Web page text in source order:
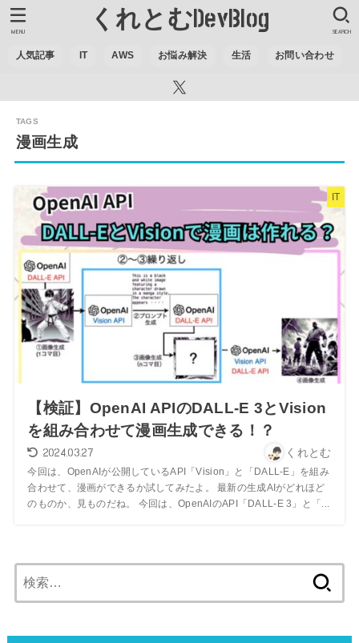
くれとむDevBlog
人気記事 IT AWS お悩み解決 生活 お問い合わせ
SEARCH
MENU
漫画生成
IT
【検証】OpenAI APIのDALL-E 3とVision
を組み合わせて漫画生成できる！？
2024.03.27 くれとむ
今回は、OpenAIが公開しているAPI「Vision」と「DALL-E」を組み
合わせて、漫画ができるか試してみたよ。 最新の生成AIがどれほど
のものか、見ものだね。 今回は、OpenAIのAPI「DALL-E 3」と「...
索: